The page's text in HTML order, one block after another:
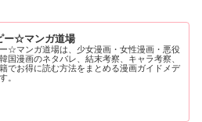
ー☆マンガ道場
☆マンガ道場は、少女漫画・女性漫画・悪役
国漫画のネタバレ、結末考察、キャラ考察、
でお得に読む方法をまとめる漫画ガイドメデ
。